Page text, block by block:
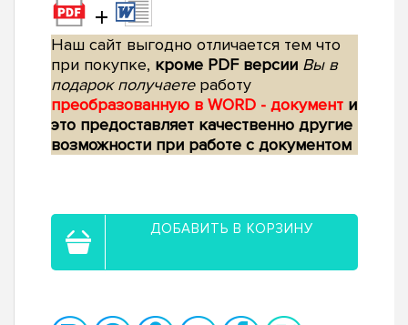
+
Наш сайт выгодно отличается тем что
при покупке, кроме PDF версии Вы в
подарок получаетеработу
преобразованную в WORD - документ и
это предоставляет качественно другие
возможности при работе с документом
ДОБАВИТЬ В КОРЗИНУ